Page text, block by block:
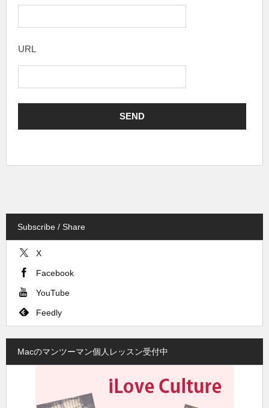
URL
Subscribe / Share
X
Facebook
YouTube
Feedly
Macのマンツーマン個人レッスン受付中